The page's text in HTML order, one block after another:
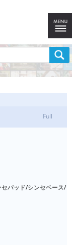
Full
パッド/シンセベース/